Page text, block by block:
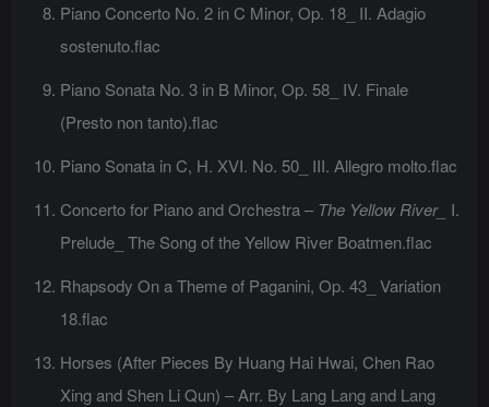
Piano Concerto No. 2 in C Minor, Op. 18_ II. Adagio
sostenuto.flac
Piano Sonata No. 3 in B Minor, Op. 58_ IV. Finale
(Presto non tanto).flac
Piano Sonata in C, H. XVI. No. 50_ III. Allegro molto.flac
Concerto for Piano and Orchestra – The Yellow River_ I.
Prelude_ The Song of the Yellow River Boatmen.flac
Rhapsody On a Theme of Paganini, Op. 43_ Variation
18.flac
Horses (After Pieces By Huang Hai Hwai, Chen Rao
Xing and Shen Li Qun) – Arr. By Lang Lang and Lang